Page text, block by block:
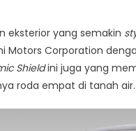
eksterior yang semakin
Motors Corporation
Shieldini juga yang
roda empat di tanah air.